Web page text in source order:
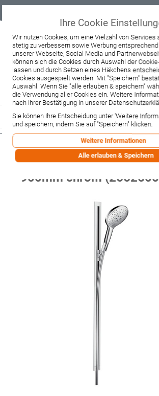
Beratung & Verkauf
+49 37467 66944
Montag - Freitag:
10:00 - 12:00 Uhr
13:00 - 16:00 Uhr
Samstag:
9:00 - 12:00 Uhr
Lieferzeitanfrage Widerruf
Hansgrohe Brausenset
Select 150 Raindance
900mm chrom
Ihre Cookie
Wir nutzen Cookies, um eine Vielzahl von Services
stetig zu verbessern sowie Werbung
unserer Webseite, Social Media und
können sich die Cookies durch Auswahl der
lassen und durch Setzen eines Häkchens
Cookies ausgespielt werden. Mit "Speichern"
Auswahl. Wenn Sie "alle erlauben & speichern"
die Verwendung aller Cookies ein. Weitere
nach Ihrer Bestätigung in unserer
Sie können Ihre Entscheidung unter 'Weitere
und speichern, indem Sie auf "Speichern" klicken.
Weitere Informationen
Alle erlauben & Speichern